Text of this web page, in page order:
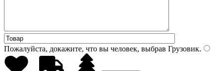
Пожалуйста, докажите, что вы человек, выбрав Грузовик.